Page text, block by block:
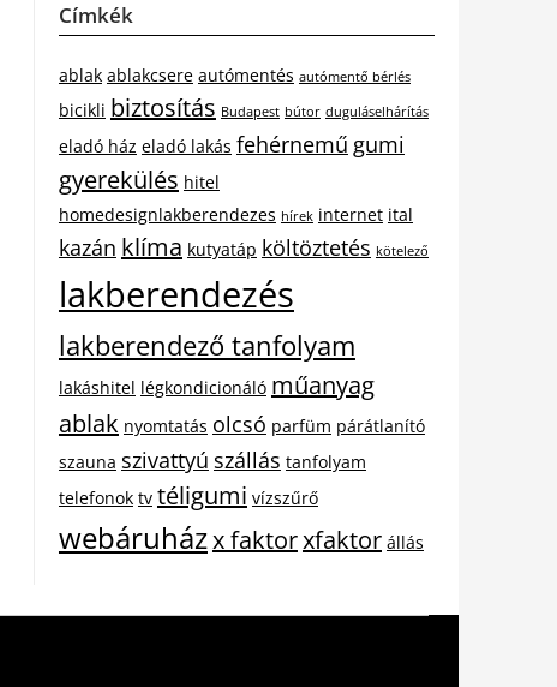
Címkék
ablak ablakcsere autómentés autómentő bérlés
bicikli biztosítás Budapest bútor duguláselhárítás
eladó ház eladó lakás fehérnemű gumi
gyerekülés hitel
homedesignlakberendezes hírek internet ital
kazán klíma kutyatáp költöztetés kötelező
lakberendezés
lakberendező tanfolyam
lakáshitel légkondicionáló műanyag
ablak nyomtatás olcsó parfüm párátlanító
szauna szivattyú szállás tanfolyam
telefonok tv téligumi vízszűrő
webáruházx faktorxfaktor állás